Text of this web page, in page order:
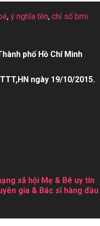
, ý nghĩa tên, chỉ số bmi
phố Hồ Chí Minh
ngày 19/10/2015.
xã hội Mẹ & Bé uy tín
gia & Bác sĩ hàng đầu